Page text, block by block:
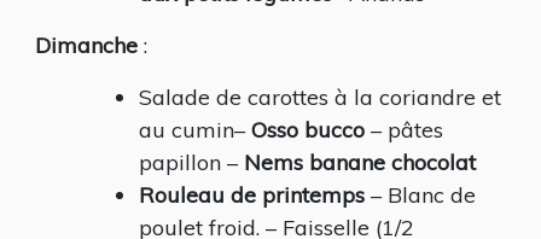
Dimanche :
Salade de carottes à la coriandre et
au cumin– Osso bucco – pâtes
papillon – Nems banane chocolat
Rouleau de printemps – Blanc de
poulet froid. – Faisselle (1/2